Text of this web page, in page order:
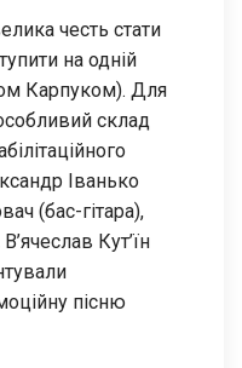
честь стати
на одній
Карпуком). Для
склад
Іванько
(бас-гітара),
Кут’їн
пісню